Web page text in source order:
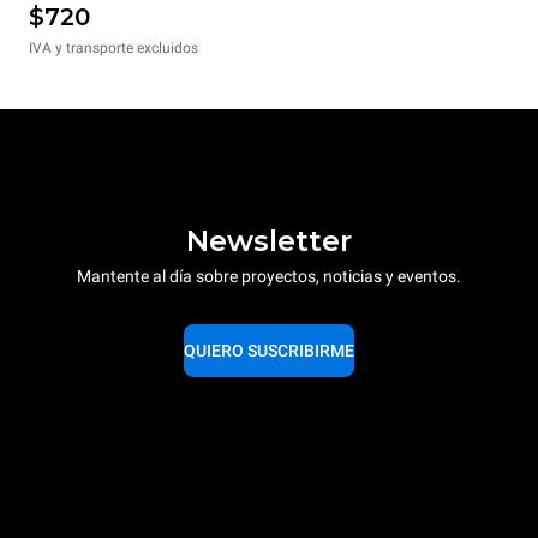
$720
IVA y transporte excluidos
Newsletter
Mantente al día sobre proyectos, noticias y eventos.
QUIERO SUSCRIBIRME